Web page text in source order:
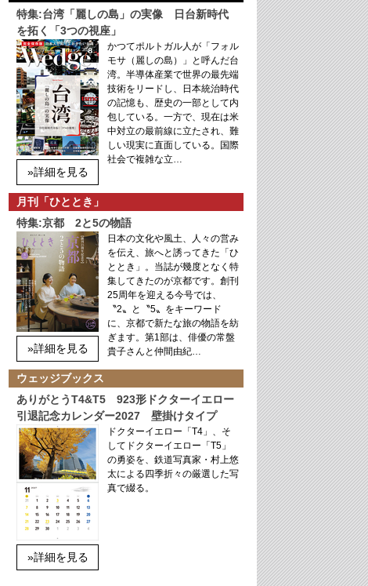
特集:台湾「麗しの島」の実像 日台新時代
を拓く「3つの視座」
»詳細を見る
かつてポルトガル人が「フォル
モサ（麗しの島）」と呼んだ台
湾。半導体産業で世界の最先端
技術をリードし、日本統治時代
の記憶も、歴史の一部として内
包している。一方で、現在は米
中対立の最前線に立たされ、難
しい現実に直面している。国際
社会で複雑な立…
月刊「ひととき」
特集:京都 2と5の物語
»詳細を見る
日本の文化や風土、人々の営み
を伝え、旅へと誘ってきた「ひ
ととき」。当誌が幾度となく特
集してきたのが京都です。創刊
25周年を迎える今号では、
〝2〟と〝5〟をキーワード
に、京都で新たな旅の物語を紡
ぎます。第1部は、俳優の常盤
貴子さんと仲間由紀…
ウェッジブックス
ありがとうT4&T5 923形ドクターイエロー
引退記念カレンダー2027 壁掛けタイプ
»詳細を見る
ドクターイエロー「T4」、そ
してドクターイエロー「T5」
の勇姿を、鉄道写真家・村上悠
太による四季折々の厳選した写
真で綴る。